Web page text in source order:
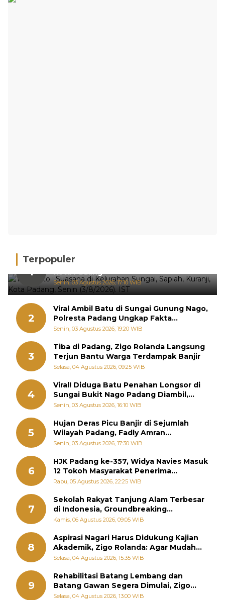
Terpopuler
1
Hujan Deras, 15 Titik Banjir Terdeteksi di
Kota Padang
Senin, 03 Agustus 2026, 17:10 WIB
2
Viral Ambil Batu di Sungai Gunung Nago,
Polresta Padang Ungkap Fakta
Sebenarnya
Senin, 03 Agustus 2026, 19:20 WIB
3
Tiba di Padang, Zigo Rolanda Langsung
Terjun Bantu Warga Terdampak Banjir
Selasa, 04 Agustus 2026, 09:25 WIB
4
Viral! Diduga Batu Penahan Longsor di
Sungai Bukit Nago Padang Diambil,
Warga Khawatir Bencana Terulang
Senin, 03 Agustus 2026, 16:10 WIB
5
Hujan Deras Picu Banjir di Sejumlah
Wilayah Padang, Fadly Amran
Perintahkan OPD Siaga
Senin, 03 Agustus 2026, 17:30 WIB
6
HJK Padang ke-357, Widya Navies Masuk
12 Tokoh Masyarakat Penerima
Penghargaan Pemko Padang
Rabu, 05 Agustus 2026, 22:25 WIB
7
Sekolah Rakyat Tanjung Alam Terbesar
di Indonesia, Groundbreaking
September
Kamis, 06 Agustus 2026, 09:05 WIB
8
Aspirasi Nagari Harus Didukung Kajian
Akademik, Zigo Rolanda: Agar Mudah
Diperjuangkan di Kementerian
Selasa, 04 Agustus 2026, 15:35 WIB
9
Rehabilitasi Batang Lembang dan
Batang Gawan Segera Dimulai, Zigo
Rolanda Pastikan Proyek Berjalan
Selasa, 04 Agustus 2026, 13:00 WIB